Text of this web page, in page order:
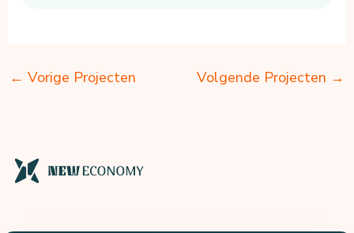
← Vorige Projecten Volgende Projecten →